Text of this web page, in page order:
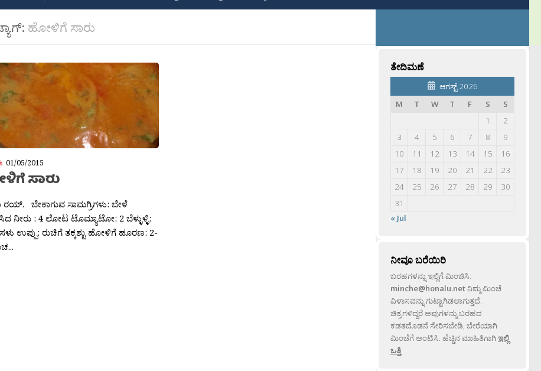
ಹೋಳಿಗೆ ಸಾರು
01/05/2015
ಸಾರು
ರಯ್. ಬೇಕಾಗುವ ಸಾಮಗ್ರಿಗಳು: ಬೇಳೆ
ನೀರು : 4 ಲೋಟ ಟೊಮ್ಯಾಟೋ: 2 ಬೆಳ್ಳುಳ್ಳಿ:
ಉಪ್ಪು: ರುಚಿಗೆ ತಕ್ಕಶ್ಟು ಹೋಳಿಗೆ ಹೂರಣ: 2-
ತೇದಿಮಣೆ
ಆಗಸ್ಟ್ 2026
M
T W T F S
S
1
2
3
4 5 6 7 8
9
10
11 12 13 14 15
16
17
18 19 20 21 22
23
24
25 26 27 28 29
30
31
« Jul
ನೀವೂ ಬರೆಯಿರಿ
ಬರಹಗಳನ್ನು ಇಲ್ಲಿಗೆ ಮಿಂಚಿಸಿ:
minche@honalu.netನಿಮ್ಮ ಮಿಂಚೆ
ವಿಳಾಸವನ್ನು ಗುಟ್ಟಾಗಿಡಲಾಗುತ್ತದೆ.
ಚಿತ್ರಗಳಿದ್ದರೆ ಅವುಗಳನ್ನು ಬರಹದ
ಕಡತದೊಡನೆ ಸೇರಿಸಬೇಡಿ, ಬೇರೆಯಾಗಿ
ಮಿಂಚೆಗೆ ಅಂಟಿಸಿ. ಹೆಚ್ಚಿನ ಮಾಹಿತಿಗಾಗಿಇಲ್ಲಿ
ಒತ್ತಿ.